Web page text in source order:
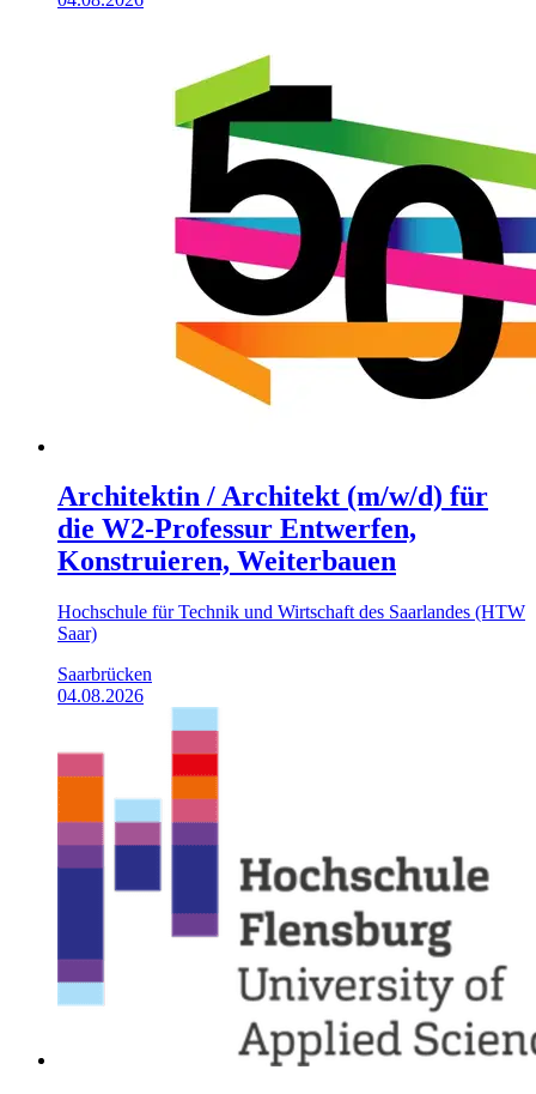
Architektin / Architekt (m/w/d) für
die W2-Professur Entwerfen,
Konstruieren, Weiterbauen
Hochschule für Technik und Wirtschaft des Saarlandes (HTW
Saar)
Saarbrücken
04.08.2026